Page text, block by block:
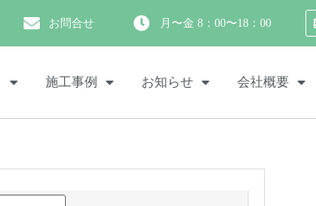
お問合せ 月〜金 8：00〜18：00
施工事例 お知らせ 会社概要